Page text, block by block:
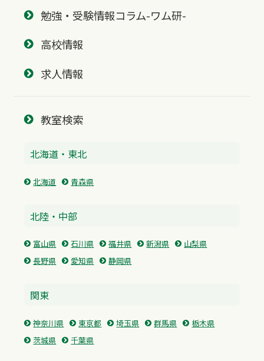
勉強・受験情報コラム-ワム研-
高校情報
求人情報
教室検索
北海道・東北
北海道 青森県
北陸・中部
富山県 石川県 福井県 新潟県
山梨県
長野県
愛知県 静岡県
関東
神奈川県 東京都 埼玉県 群馬県
栃木県
茨城県
千葉県